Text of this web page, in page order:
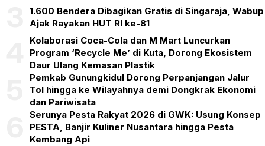
1.600 Bendera Dibagikan Gratis di Singaraja, Wabup
Ajak Rayakan HUT RI ke-81
Kolaborasi Coca-Cola dan M Mart Luncurkan
Program ‘Recycle Me’ di Kuta, Dorong Ekosistem
Daur Ulang Kemasan Plastik
Pemkab Gunungkidul Dorong Perpanjangan Jalur
Tol hingga ke Wilayahnya demi Dongkrak Ekonomi
dan Pariwisata
Serunya Pesta Rakyat 2026 di GWK: Usung Konsep
PESTA, Banjir Kuliner Nusantara hingga Pesta
Kembang Api